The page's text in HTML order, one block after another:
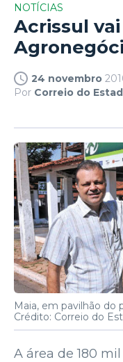
NOTÍCIAS
Acrissul
24 novembro
Por Correio do
Maia, em pavilhão do
Crédito: Correio do
A área de 180